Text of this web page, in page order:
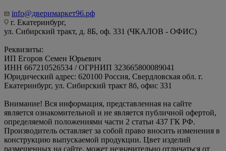
info@дверимаркет96.рф
г. Екатеринбург,
ул. Сибирский тракт, д. 8Б, оф. 331 (ЧКАЛОВ - ОФИС)
Реквизиты:
ИП Егоров Семен Юрьевич
ИНН 667210526534 / ОГРНИП 323665800089041
Юридический адрес: 620100 Россия, Свердловская обл. г.
Екатеринбург, ул. Сибирский тракт 8б, офис 331
Внимание! Вся информация, представленная на сайте
является ознакомительной и не является публичной офертой,
определяемой положениями части 2 статьи 437 ГК РФ.
Производитель оставляет за собой право вносить изменения в
конструкцию выпускаемой продукции. Цвет изделий
размещенных на сайте, может незначительно отличаться от